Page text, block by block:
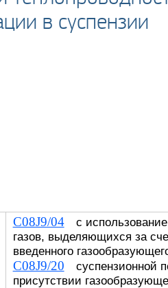
в суспензии
C08J9/04с
газов, выделяющихся за
введенного
C08J9/20 суспензионной
присутствии